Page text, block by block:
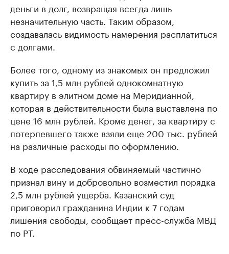
деньги в долг, возвращая всегда лишь
незначительную часть. Таким образом,
создавалась видимость намерения расплатиться
с долгами.
Более того, одному из знакомых он предложил
купить за 1,5 млн рублей однокомнатную
квартиру в элитном доме на Меридианной,
которая в действительности была выставлена по
цене 16 млн рублей. Кроме денег, за квартиру с
потерпевшего также взяли еще 200 тыс. рублей
на различные расходы по оформлению.
В ходе расследования обвиняемый частично
признал вину и добровольно возместил порядка
2,5 млн рублей ущерба. Казанский суд
приговорил гражданина Индии к 7 годам
лишения свободы, сообщает пресс-служба МВД
по РТ.